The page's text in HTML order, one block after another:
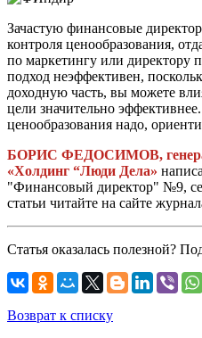
Зачастую финансовые
контроля ценообразования,
по маркетингу или директору
подход неэффективен,
доходную часть, вы можете
цели значительно
ценообразования надо,
БОРИС ФЕДОСИМОВ,
«Холдинг “Люди Дела»
"Финансовый директор" №9,
статьи читайте на сайте
Статья оказалась полезной?
Возврат к списку